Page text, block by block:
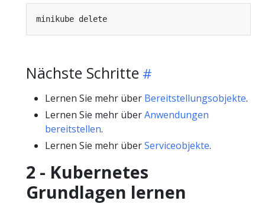
Nächste Schritte
Lernen Sie mehr über Bereitstellungsobjekte.
Lernen Sie mehr überAnwendungen
bereitstellen.
Lernen Sie mehr überServiceobjekte.
2 - Kubernetes
Grundlagen lernen